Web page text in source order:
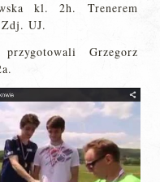
kl. 2h. Trenerem
UJ.
Grzegorz